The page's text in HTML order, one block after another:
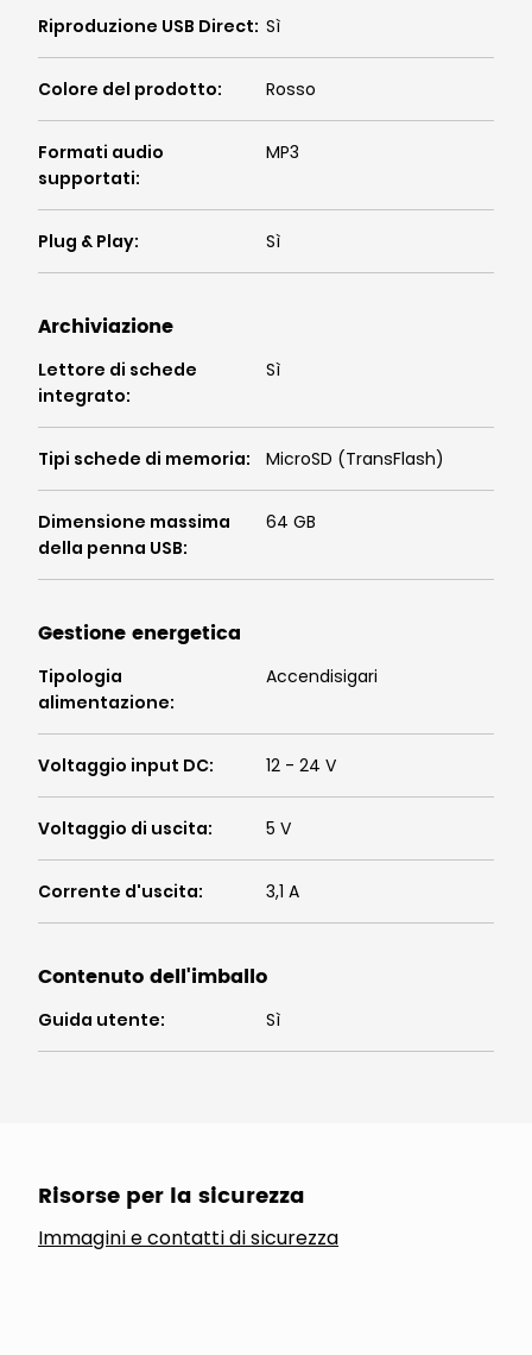
Riproduzione USB Direct: Sì
Colore del prodotto: Rosso
Formati audio
supportati:
MP3
Plug & Play: Sì
Archiviazione
Lettore di schede
integrato:
Sì
Tipi schede di memoria: MicroSD (TransFlash)
Dimensione massima
della penna USB:
64 GB
Gestione energetica
Tipologia
alimentazione:
Accendisigari
Voltaggio input DC: 12 - 24 V
Voltaggio di uscita: 5 V
Corrente d'uscita: 3,1 A
Contenuto dell'imballo
Guida utente: Sì
Risorse per la sicurezza
Immagini e contatti di sicurezza